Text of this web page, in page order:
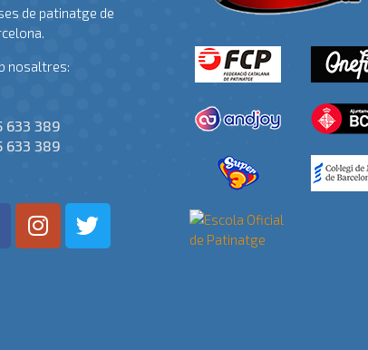
de patinatge de
nosaltres:
633 389
633 389